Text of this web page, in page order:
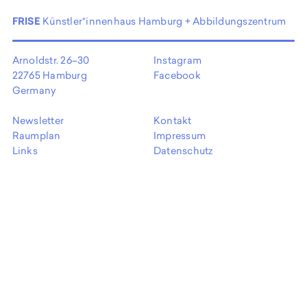
FRISE Künstler*innenhaus Hamburg + Abbildungszentrum
Arnoldstr. 26–30
22765 Hamburg
Germany
Instagram
Facebook
Newsletter
Raumplan
Links
Kontakt
Impressum
Datenschutz